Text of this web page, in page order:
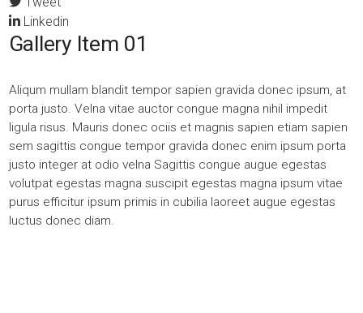
Linkedin
Gallery Item 01
Aliqum mullam blandit tempor sapien gravida donec ipsum, at
porta justo. Velna vitae auctor congue magna nihil impedit
ligula risus. Mauris donec ociis et magnis sapien etiam sapien
sem sagittis congue tempor gravida donec enim ipsum porta
justo integer at odio velna Sagittis congue augue egestas
volutpat egestas magna suscipit egestas magna ipsum vitae
purus efficitur ipsum primis in cubilia laoreet augue egestas
luctus donec diam.